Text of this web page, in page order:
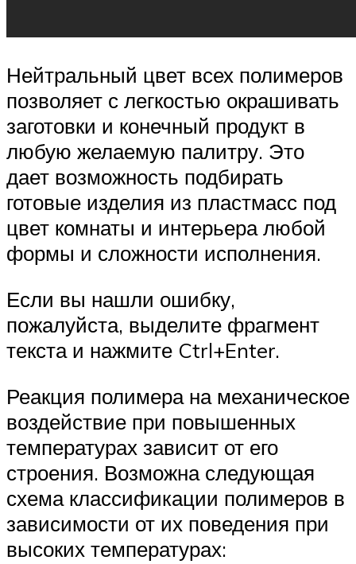
Нейтральный цвет всех полимеров
позволяет с легкостью окрашивать
заготовки и конечный продукт в
любую желаемую палитру. Это
дает возможность подбирать
готовые изделия из пластмасс под
цвет комнаты и интерьера любой
формы и сложности исполнения.
Если вы нашли ошибку,
пожалуйста, выделите фрагмент
текста и нажмите Ctrl+Enter.
Реакция полимера на механическое
воздействие при повышенных
температурах зависит от его
строения. Возможна следующая
схема классификации полимеров в
зависимости от их поведения при
высоких температурах: